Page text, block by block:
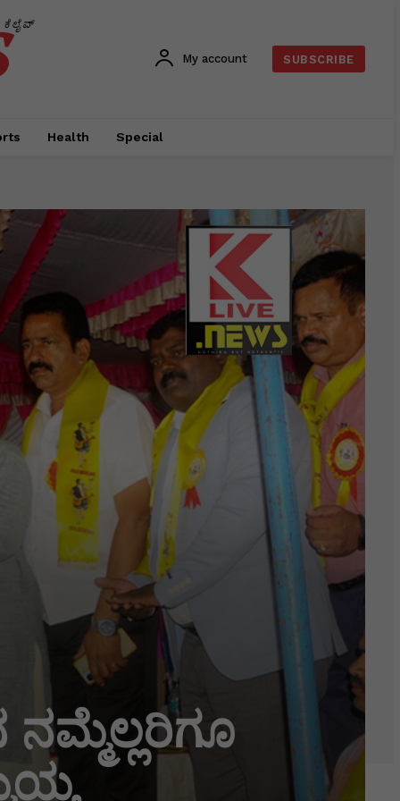
ಕೆಲೈವ್
My account SUBSCRIBE
Health Special